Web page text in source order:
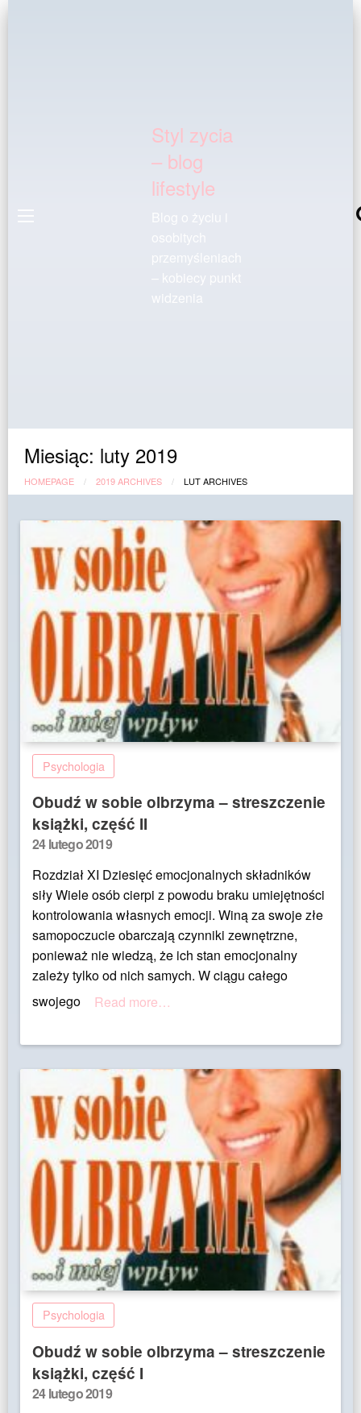
Styl zycia
– blog
lifestyle
przemyśleniach
– kobiecy punkt
widzenia
Miesiąc: luty 2019
HOMEPAGE 2019 ARCHIVES LUT ARCHIVES
Psychologia
Obudź w sobie olbrzyma – streszczenie
książki, część II
Posted
24 lutego 2019
Rozdział XI Dziesięć emocjonalnych składników
siły Wiele osób cierpi z powodu braku umiejętności
kontrolowania własnych emocji. Winą za swoje złe
samopoczucie obarczają czynniki zewnętrzne,
ponieważ nie wiedzą, że ich stan emocjonalny
zależy tylko od nich samych. W ciągu całego
swojego
Read more…
Psychologia
Obudź w sobie olbrzyma – streszczenie
książki, część I
Posted
24 lutego 2019